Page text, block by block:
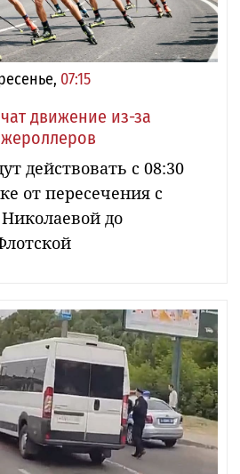
07:15
движение из-за
действовать с 08:30
от пересечения с
до